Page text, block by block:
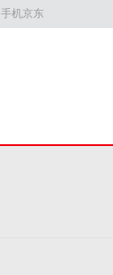
手机京东